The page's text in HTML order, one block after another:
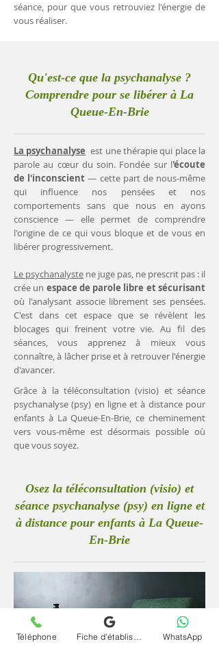
séance, pour que vous retrouviez l'énergie de
vous réaliser.
Qu'est-ce que la psychanalyse ?
Comprendre pour se libérer à La
Queue-En-Brie
La psychanalyse est une thérapie qui place la
parole au cœur du soin. Fondée sur l'écoute
de l'inconscient— cette part de nous-même
qui influence nos pensées et nos
comportements sans que nous en ayons
conscience — elle permet de comprendre
l'origine de ce qui vous bloque et de vous en
libérer progressivement.
Le psychanalyste ne juge pas, ne prescrit pas : il
crée un espace de parole libre et sécurisant
où l'analysant associe librement ses pensées.
C'est dans cet espace que se révèlent les
blocages qui freinent votre vie. Au fil des
séances, vous apprenez à mieux vous
connaître, à lâcher prise et à retrouver l'énergie
d'avancer.
Grâce à la téléconsultation (visio) et séance
psychanalyse (psy) en ligne et à distance pour
enfants à La Queue-En-Brie, ce cheminement
vers vous-même est désormais possible où
que vous soyez.
Osez la téléconsultation (visio) et
séance psychanalyse (psy) en ligne et
à distance pour enfants à La Queue-
En-Brie
Téléphone WhatsApp